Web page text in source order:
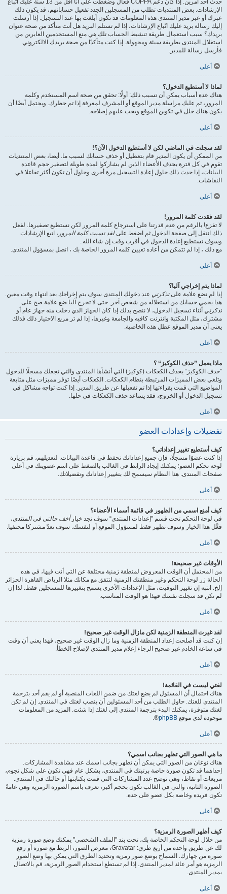
حدث أحد أمرين. إذا كان دعم COPPA فعال وضغطت على أنا أقل من 13 سنة عليك اتّباع
الإرشادات. بعض المنتديات تطلب من المسجلين الجدد تفعيل حساباتهم، قد يكون ذلك
عبرك أو عبر مدير المنتدى هذه المعلومات قد تكون أبلغت بها عند التسجيل. إذا أرسلت
إليك رسالة بريد عليك اتّباع الإرشادات، إذا لم تستلم البريد هل أنت متأكد من صحة عنوان
بريدك؟ سبب استعمال طريقة تنشيط الحساب تلك هي منع المستخدمين العابرين من
استغلال المنتدى بطريقة سيئة ومجهولة. إذا كنت متأكدًا من صحة بريدك الالكتروني
فأرسل رسالة للمدير.
أعلى
لماذا لا أستطيع الدخول؟
هناك عدة أسباب يمكن أن تسبب ذلك: أولًا: تحقق من صحة اسم المستخدم وكلمة
المرور، ثم عليك مراسلة مدير الموقع أو المشرف لمعرفة إذا تم حظرك. ويحتمل أيضًا أن
يكون هناك خلل في تكوين الموقع ويجب عليهم إصلاحه.
أعلى
لقد سجلت في الماضي لكن لا أستطيع الدخول الآن؟!
من الممكن أن يكون المدير قام بتعطيل أو حذف حسابك لسبب ما. أيضا، بعض المنتديات
تقوم في كل فترة بحذف الأعضاء الذين لم يشاركوا لمدة طويلة لتصغير حجم قاعدة
البيانات، إذا حدث ذلك حاول إعادة التسجيل مرة أخرى وحاول أن تكون أكثر تفاعلا في
النقاشات.
أعلى
لقد فقدت كلمة المرور!
لا تفزع! بالرغم من عدم قدرتنا على استرجاع كلمة المرور لكن نستطيع تصفيرها. لفعل
ذلك انتقل إلى صفحة الدخول ثم اضغط علىلقد نسيت كلمة المرور ، اتبع الإرشادات
وسوف تستطيع إعادة الدخول في أقرب وقت إن شاء الله..
مع ذلك ، إذا لم تتمكن من أعاده تعيين كلمه المرور الخاصة بك ، اتصل بمسؤول المنتدى.
أعلى
لماذا يتم إخراجي آليا؟
إذا لم تضع علامة علىتذكرني عند دخولك المنتدى سوف يتم إخراجك بعد انتهاء وقت معين.
هذا يحمي حسابك من استغلاله من شخص آخر. حتى لا تخرج آليا ضع علامة صح على
تذكرني أثناء تسجيل الدخول، لا ننصح بذلك إذا كان الجهاز الذي دخلت منه جهاز عام أو
مشترك، مثل المكتبة وانترنت كافيه والجامعة وغيرها، إذا لم تر مربع الاختيار ذلك فذلك
يعني أن مدير الموقع عطل هذه الخاصية.
أعلى
ماذا يعمل ”حذف الكوكيز“ ؟
”حذف الكوكيز“ يحذف الكعكات (كوكيز) التي أنشأها المنتدى والتي تجعلك مسجلًا للدخول
وتلغي بعض المميزات المرتبطة بنظام الكعكات. الكعكات أيضًا توفر مميزات مثل متابعة
المواضيع التي قمت بقراءتها إذا تم تفعيلها عن طريق المدير. إذا كنت تواجه مشاكل في
تسجيل الدخول أو الخروج، فقد يساعد حذف الكعكات في حلها.
أعلى
تفضيلات وإعدادات العضو
كيف أستطيع تغيير إعداداتي؟
إذا كنت عضوًا مسجلًا، فإن جميع إعداداتك تحفظ في قاعدة البيانات. لتعديلهم، قم بزيارة
لوحة تحكم العضو؛ يمكنك إيجاد الرابط في الغالب بالضغط على اسم عضويتك في أعلى
صفحات المنتدى. هذا النظام سيسمح لك بتغيير إعداداتك وتفضيلاتك.
أعلى
كيف أمنع اسمي من الظهور في قائمة أسماء الأعضاء؟
في لوحة التحكم تحت قسم ”إعدادات المنتدى“ سوف تجد خيارأخف حالتي في المنتدى،
فعَّل هذا الخيار وسوف تظهر فقط لمسؤول الموقع أو لنفسك. سوف تعدّ مشتركا مختفيا.
أعلى
الأوقات غير صحيحة!
من المحتمل أن الوقت المعروض لمنطقة زمنية مختلفة عن التي أنت فيها، في هذه
الحالة زر لوحة التحكم وغير منطقتك الزمنية لتتفق مع مكانك مثلا الرياض القاهرة الجزائر
إلخ. انتبه إن تغيير التوقيت، مثل الإعدادات الأخرى يسمح بتغييرها للمسجلين فقط. لذا إن
لم تكن قد سجلت نفسك فهذا هو الوقت المناسب.
أعلى
لقد غيرت المنطقة الزمنية لكن مازال الوقت غير صحيح!
إن كنت قد أصلحت إعداد المنطقة الزمنية وما زال الوقت غير صحيح، فهذا يعني أن وقت
في ساعة الخادم غير صحيح الرجاء إعلام مدير المنتدى لإصلاح الخطأ.
أعلى
لغتي ليست في القائمة!
هناك احتمال أن المسئول لم يضع لغتك من ضمن اللغات المنصبة أو لم يقم أحد بترجمة
المنتدى للغتك. حاول الطلب من أحد المسئولين أن ينصب لغتك في المنتدى. إن لم تكن
لغتك متوفرة، يمكنك البدء بترجمة المنتدى إلى لغتك إذا شئت. المزيد من المعلومات
موجودة لدى موقع phpBB
®.
أعلى
ما هي الصور التي تظهر بجانب اسمي؟
هناك نوعان من الصور التي يمكن أن تظهر بجانب اسمك عند مشاهدة المشاركات.
إحداهما قد تكون صورة خاصة برتبتك في المنتدى، بشكل عام فهي تكون على شكل نجوم،
مربعات أو نقاط، وهي توضح عدد المشاركات التي قمت بكتابتها أو حالتك في المنتدى.
الصورة الثانية، والتي في الغالب تكون بحجم أكبر، تعرف باسم الصورة الرمزية وهي عامةً
تكون فريدة وخاصة بكل عضو على حدة.
أعلى
كيف أظهر الصورة الرمزية؟
من خلال لوحة التحكم الخاصة بك، تحت بند "الملف الشخصي" يمكنك وضع صورة رمزية
لك عن طريق واحدة من أربع طرق: Gravatar، معرض الصور، الربط مع صورة أو رفع
صورة من جهازك. السماح بوضع صور رمزية وتحديد الطرق التي يمكن بها وضع الصور
الرمزية هو أمر عائد لمدير المنتدى. إذا لم تستطع استخدام الصور الرمزية، قم بالاتصال
بمدير المنتدى.
أعلى